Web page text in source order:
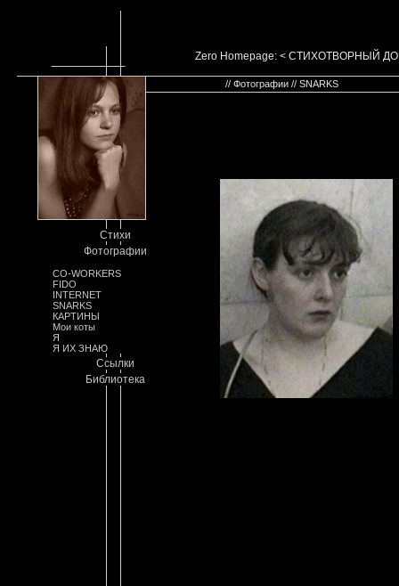
Zero Homepage: < СТИХОТВОРНЫЙ
Стихи
Фотографии
CO-WORKERS
FIDO
INTERNET
SNARKS
КАРТИНЫ
Мои коты
Я
Я ИХ ЗНАЮ
Ссылки
Библиотека
// Фотографии // SNARKS